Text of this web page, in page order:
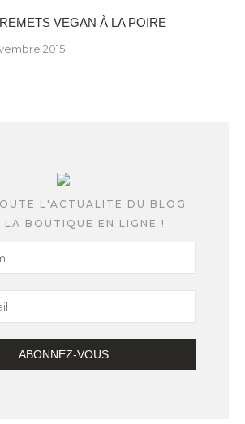
VEGAN À LA POIRE
2015
L'ACTUALITE DU BLOG
LA BOUTIQUE EN LIGNE !